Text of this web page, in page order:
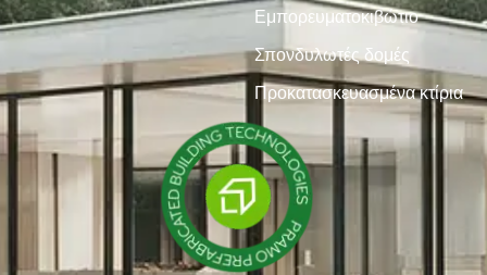
Εμπορευματοκιβώτιο
Σπονδυλωτές δομές
Προκατασκευασμένα κτίρια